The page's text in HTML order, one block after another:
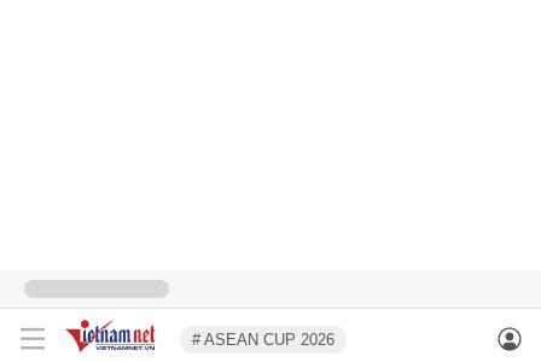
# ASEAN CUP 2026